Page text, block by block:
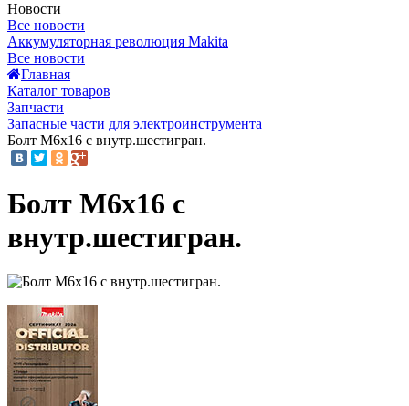
Новости
Все новости
Аккумуляторная революция Makita
Все новости
Главная
Каталог товаров
Запчасти
Запасные части для электроинструмента
Болт М6х16 с внутр.шестигран.
Болт М6х16 с
внутр.шестигран.